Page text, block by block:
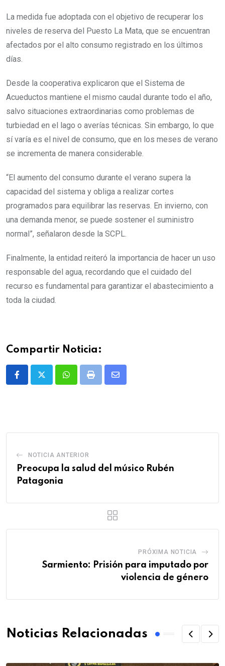
La medida fue adoptada con el objetivo de recuperar los
niveles de reserva del Puesto La Mata, que se encuentran
afectados por el alto consumo registrado en los últimos
días.
Desde la cooperativa explicaron que el Sistema de
Acueductos mantiene el mismo caudal durante todo el año,
salvo situaciones extraordinarias como problemas de
turbiedad en el lago o averías técnicas. Sin embargo, lo que
sí varía es el nivel de consumo, que en los meses de verano
se incrementa de manera considerable.
“El aumento del consumo durante el verano supera la
capacidad del sistema y obliga a realizar cortes
programados para equilibrar las reservas. En invierno, con
una demanda menor, se puede sostener el suministro
normal”, señalaron desde la SCPL.
Finalmente, la entidad reiteró la importancia de hacer un uso
responsable del agua, recordando que el cuidado del
recurso es fundamental para garantizar el abastecimiento a
toda la ciudad.
Compartir Noticia:
WhatsappPrint
Share
NOTICIA ANTERIOR
Preocupa la salud del músico Rubén
Patagonia
PRÓXIMA NOTICIA
Sarmiento: Prisión para imputado por
violencia de género
Noticias Relacionadas